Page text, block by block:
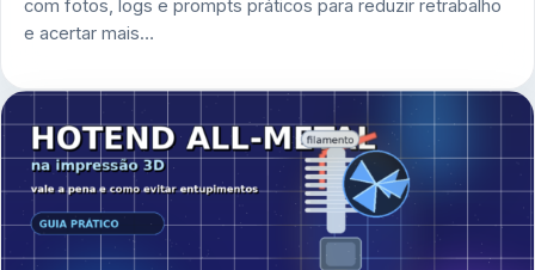
com fotos, logs e prompts práticos para reduzir retrabalho
e acertar mais…